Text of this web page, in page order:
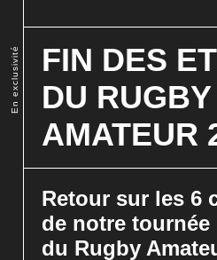
En exclusivité
FIN DES
DU RUGBY
AMATEUR
Retour sur les 6
de notre
du Rugby